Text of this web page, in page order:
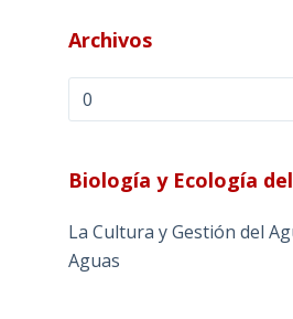
Archivos
Archivos
Biología y Ecología
La Cultura y Gestión del
Aguas